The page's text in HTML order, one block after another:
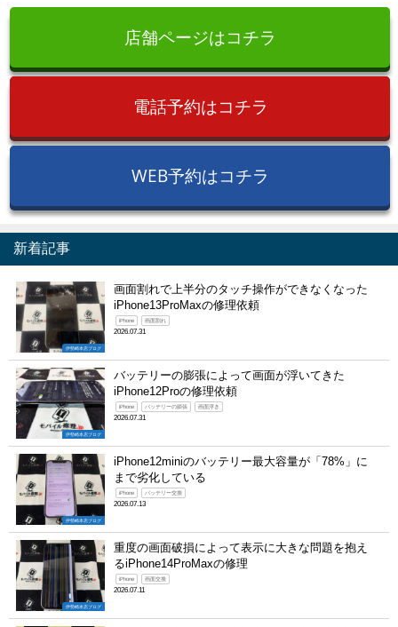
店舗ページはコチラ
電話予約はコチラ
WEB予約はコチラ
新着記事
伊勢崎本店ブログ
画面割れで上半分のタッチ操作ができなくなった
iPhone13ProMaxの修理依頼
iPhone 画面割れ
2026.07.31
伊勢崎本店ブログ
バッテリーの膨張によって画面が浮いてきた
iPhone12Proの修理依頼
iPhone バッテリーの膨張 画面浮き
2026.07.31
伊勢崎本店ブログ
iPhone12miniのバッテリー最大容量が「78%」に
まで劣化している
iPhone バッテリー交換
2026.07.13
伊勢崎本店ブログ
重度の画面破損によって表示に大きな問題を抱え
るiPhone14ProMaxの修理
iPhone 画面交換
2026.07.11